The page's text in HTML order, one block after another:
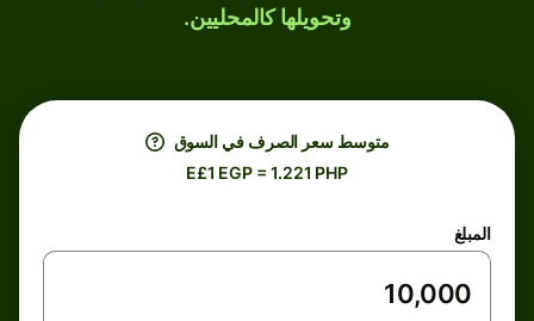
وتحويلها كالمحليين.
متوسط ​​سعر الصرف في السوق
E£1 EGP = 1.221 PHP
المبلغ